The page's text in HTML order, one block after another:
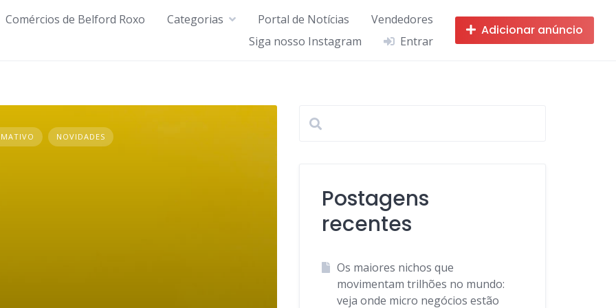
Comércios de Belford Roxo Categorias Portal de Notícias
Vendedores
Siga nosso Instagram
Entrar
Adicionar anúncio
NOVIDADES
Postagens
recentes
Os maiores nichos que
movimentam trilhões no mundo:
veja onde micro negócios estão